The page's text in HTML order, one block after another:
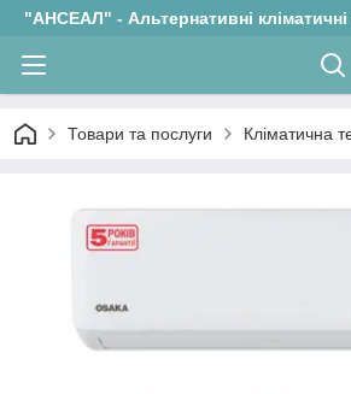
"АНСЕАЛ" - Альтернативні кліматичні
Товари та послуги Кліматична